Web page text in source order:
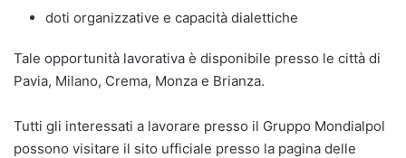
doti organizzative e capacità dialettiche
Tale opportunità lavorativa è disponibile presso le città di
Pavia, Milano, Crema, Monza e Brianza.
Tutti gli interessati a lavorare presso il Gruppo Mondialpol
possono visitare il sito ufficiale presso la pagina delle